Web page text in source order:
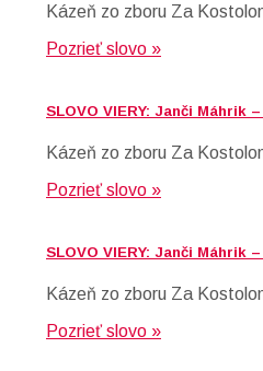
Kázeň zo zboru Za
Pozrieť slovo »
SLOVO VIERY: Janči Máhrik
Kázeň zo zboru Za
Pozrieť slovo »
SLOVO VIERY: Janči Máhrik
Kázeň zo zboru Za
Pozrieť slovo »